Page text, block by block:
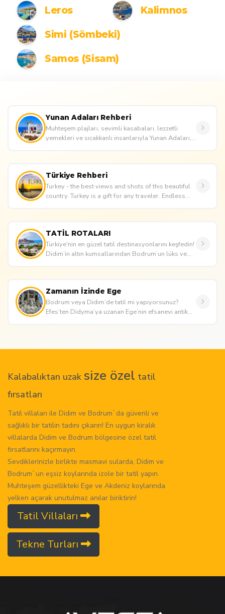
Leros
Kalimnos
Simi (Sömbeki)
Samos (Sisam)
Yunan Adaları Rehberi
Muhteşem plajları, sevimli kasabaları, lezzetli
yemekleri ve sıcakkanlı insanlarıyla Yunan Adaları,
Türkiye Rehberi
Turkey - the best views and shots of this beautiful
country. Turkey is a gift for any traveler. Endless
TATİL ROTALARI
Türkiye'nin en güzel tatil destinasyonlarını keşfedin!
Didim’in altın kumsallarından Bodrum’un lüks ve
Zamanın İzinde Ege
Bodrum veya Didim’de tatil mi yapıyorsunuz?
Efes’ten Didyma’ya uzanan Ege’nin efsanevi antik
Kalabalıktan uzak size özel tatil
fırsatları
Tatil villaları ile Didim ve Bodrum`da güvenli ve
sağlıklı bir tatilin tadını çıkarın! En uygun kiralık
villalarda Didim ve Bodrum bölgesine özel tatil
fırsatlarını kaçırmayın.
Sevdiklerinizle birlikte masmavi sularda, Didim ve
Bodrum`un eşsiz koylarında izole bir tatil yapın.
Muhteşem güzellikteki Ege ve Akdeniz koylarında
yelken açarak unutulmaz anılar biriktirin!
Tatil Villaları
Tekne Turları